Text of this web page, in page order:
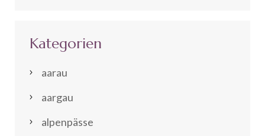
Kategorien
aarau
aargau
alpenpässe